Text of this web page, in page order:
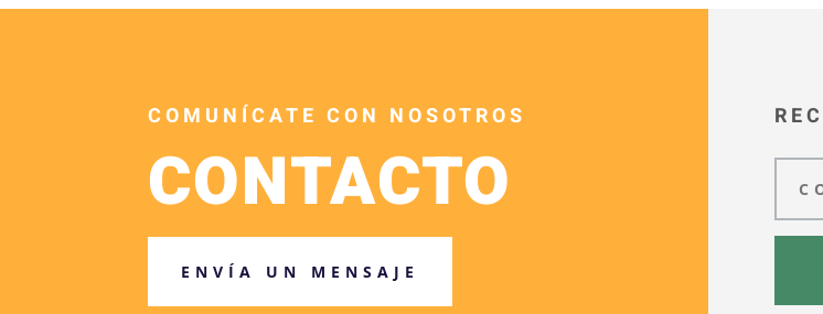
COMUNÍCATE CON NOSOTROS
CONTACTO
ENVÍA UN MENSAJE